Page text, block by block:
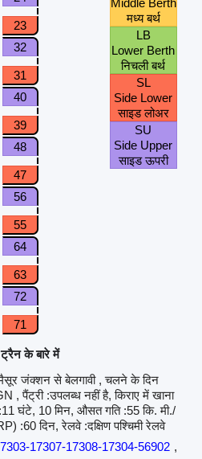
23
32
31
40
39
48
47
56
55
64
63
72
71
Middle Berth
मध्य बर्थ
LB
Lower Berth
निचली बर्थ
SL
Side Lower
साइड लोअर
SU
Side Upper
साइड ऊपरी
के बारे में
जंक्शन से बेलगावी , चलने के दिन
, पैंट्री :उपलब्ध नहीं है, किराए में खाना
घंटे, 10 मिन, औसत गति :55 कि. मी./
:60 दिन, रेलवे :दक्षिण पश्चिमी रेलवे
17307-17308-17304-56902 ,